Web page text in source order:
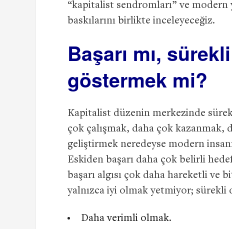
“kapitalist sendromları” ve modern
baskılarını birlikte inceleyeceğiz.
Başarı mı,
göstermek mi?
Kapitalist düzenin merkezinde
çok çalışmak, daha çok
geliştirmek neredeyse modern
Eskiden başarı daha çok belirli
başarı algısı çok daha hareketli ve
yalnızca iyi olmak yetmiyor; sürekli
Daha verimli olmak.